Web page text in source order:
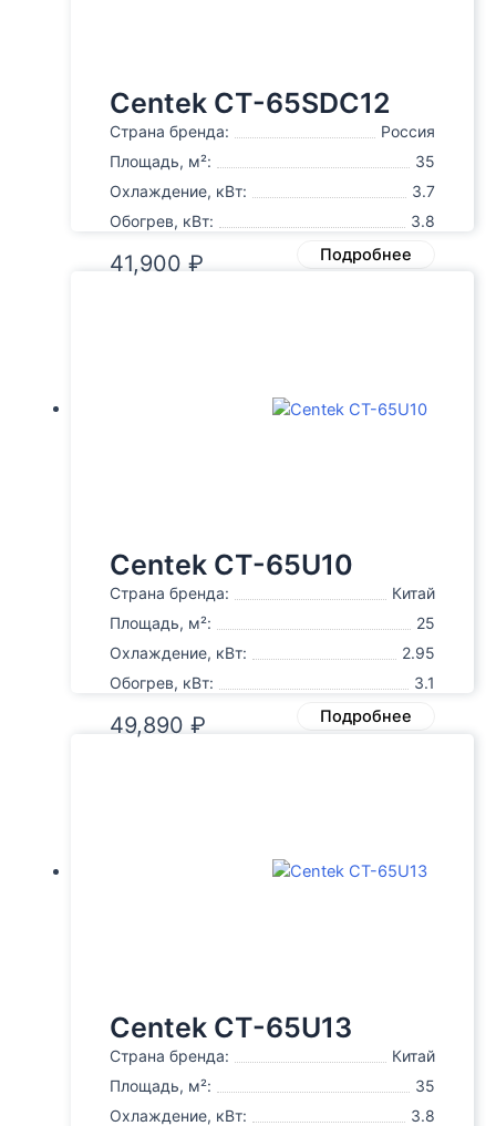
Centek CT-65SDC12
Страна бренда:
Россия
Площадь, м²:
35
Охлаждение, кВт:
3.7
Обогрев, кВт:
3.8
41,900 ₽ Подробнее
Centek CT-65U10
Страна бренда:
Китай
Площадь, м²:
25
Охлаждение, кВт:
2.95
Обогрев, кВт:
3.1
49,890 ₽ Подробнее
Centek CT-65U13
Страна бренда:
Китай
Площадь, м²:
35
Охлаждение, кВт:
3.8